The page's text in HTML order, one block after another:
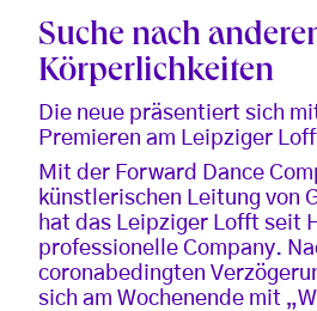
Suche nach
Körperlichkeiten
Die neue präsentiert sich
Premieren am Leipziger
Mit der Forward Dance
künstlerischen Leitung von
hat das Leipziger Lofft seit
professionelle Company.
coronabedingten
sich am Wochenende mit